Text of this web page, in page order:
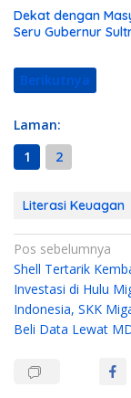
Dekat dengan
Seru Gubernur
Berikutnya
Laman:
1
2
Literasi Keuagan
N
a
v
i
Pos sebelumnya
Shell Tertarik
Investasi di Hulu
Indonesia, SKK
Beli Data Lewat